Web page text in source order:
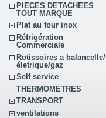
PIECES DETACHEES
TOUT MARQUE
Plat au four inox
Réfrigération
Commerciale
Rotissoires a balancelle/
életrique/gaz
Self service
THERMOMETRES
TRANSPORT
ventilations